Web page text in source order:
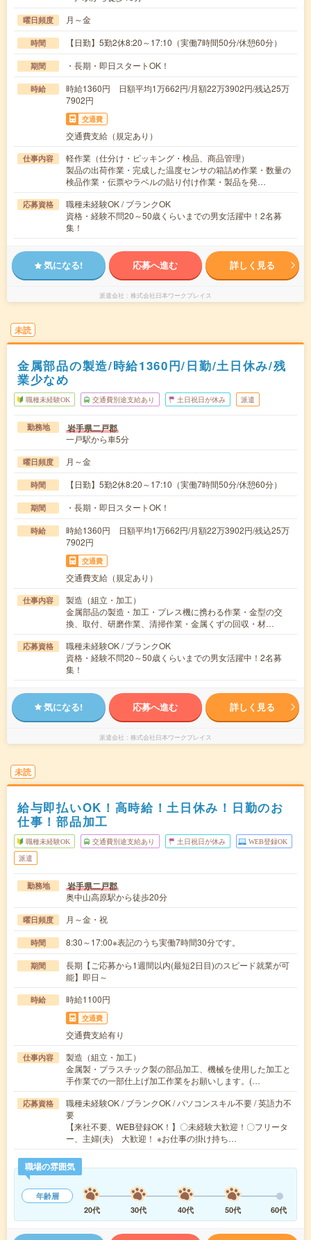
曜日頻度 月～金
時間 【日勤】5勤2休8:20～17:10（実働7時間50分/休憩60分）
期間 ・長期・即日スタートOK！
時給
時給1360円 日額平均1万662円/月額22万3902円/残込25万
7902円
交通費
交通費支給（規定あり）
仕事内容
軽作業（仕分け・ピッキング・検品、商品管理）
製品の出荷作業・完成した温度センサの箱詰め作業・数量の
検品作業・伝票やラベルの貼り付け作業・製品を発…
応募資格
職種未経験OK / ブランクOK
資格・経験不問20～50歳くらいまでの男女活躍中！2名募
集！
気になる! 応募へ進む 詳しく見る
派遣会社 株式会社日本ワークプレイス
未読
金属部品の製造/時給1360円/日勤/土日休み/残
業少なめ
職種未経験OK 交通費別途支給あり 土日祝日が休み 派遣
勤務地 岩手県二戸郡
一戸駅から車5分
曜日頻度 月～金
時間 【日勤】5勤2休8:20～17:10（実働7時間50分/休憩60分）
期間 ・長期・即日スタートOK！
時給
時給1360円 日額平均1万662円/月額22万3902円/残込25万
7902円
交通費
交通費支給（規定あり）
仕事内容
製造（組立・加工）
金属部品の製造・加工・プレス機に携わる作業・金型の交
換、取付、研磨作業、清掃作業・金属くずの回収・材…
応募資格
職種未経験OK / ブランクOK
資格・経験不問20～50歳くらいまでの男女活躍中！2名募
集！
気になる! 応募へ進む 詳しく見る
派遣会社 株式会社日本ワークプレイス
未読
給与即払いOK！高時給！土日休み！日勤のお
仕事！部品加工
職種未経験OK 交通費別途支給あり 土日祝日が休み WEB登録OK
派遣
勤務地 岩手県二戸郡
奥中山高原駅から徒歩20分
曜日頻度 月～金・祝
時間 8:30～17:00※表記のうち実働7時間30分です。
期間
長期【ご応募から1週間以内(最短2日目)のスピード就業が可
能】即日～
時給 時給1100円
交通費
交通費支給有り
仕事内容
製造（組立・加工）
金属製・プラスチック製の部品加工、機械を使用した加工と
手作業での一部仕上げ加工作業をお願いします。(…
応募資格
職種未経験OK / ブランクOK / パソコンスキル不要 / 英語力不
要
【来社不要、WEB登録OK！】〇未経験大歓迎！〇フリータ
ー、主婦(夫) 大歓迎！ ※お仕事の掛け持ち…
職場の雰囲気
年齢層
20代
30代 40代 50代 60代